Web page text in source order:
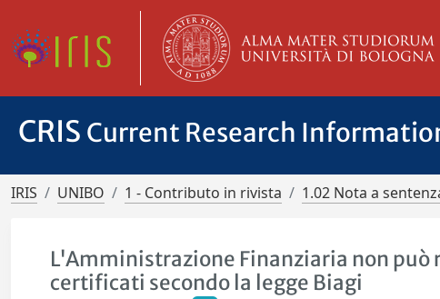
CRIS Current Research
IRIS UNIBO 1 - Contributo in rivista 1.02 Nota a
L'Amministrazione Finanziaria non
certificati secondo la legge Biagi